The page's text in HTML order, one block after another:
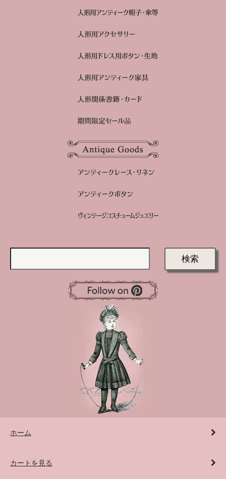
検索
ホーム
カートを見る